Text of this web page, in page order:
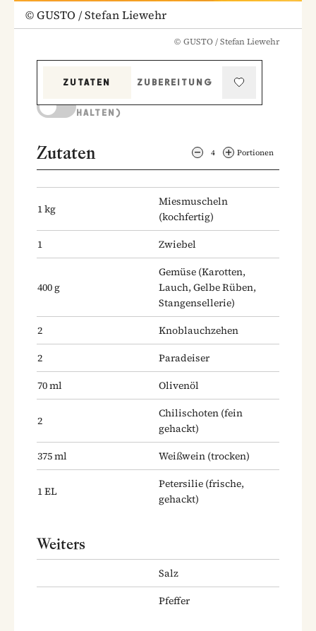
©GUSTO / Stefan Liewehr
© GUSTO / Stefan Liewehr
ZUTATEN
ZUBEREITUNG
HALTEN)
Zutaten 4 Portionen
1kg
Miesmuscheln
(kochfertig)
1
Zwiebel
400g
Gemüse (Karotten,
Lauch, Gelbe Rüben,
Stangensellerie)
2
Knoblauchzehen
2
Paradeiser
70ml Olivenöl
2
Chilischoten (fein
gehackt)
375ml Weißwein (trocken)
1EL
Petersilie (frische,
gehackt)
Weiters
Salz
Pfeffer